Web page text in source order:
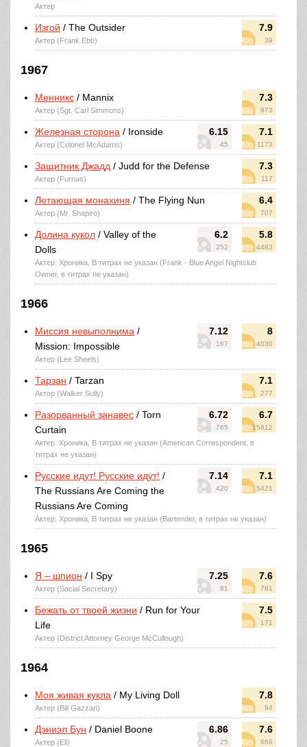
Актер
7.9
39
Изгой / The Outsider
Актер (Frank Ebb)
1967
7.3
973
Менникс / Mannix
Актер (Sgt. Carl Simmons)
6.15
45
7.1
1173
Железная сторона / Ironside
Актер (Colonel McAdams)
7.3
117
Защитник Джадд / Judd for the Defense
Актер (Furnas)
6.4
707
Летающая монахиня / The Flying Nun
Актер (Mr. Shapiro)
6.2
252
5.8
4483
Долина кукол / Valley of the
Dolls
Актер: Хроника, В титрах не указан (Frank - Blue Angel Nightclub
Owner, в титрах не указан)
1966
7.12
167
8
4030
Миссия невыполнима /
Mission: Impossible
Актер (Lee Sheels)
7.1
277
Тарзан / Tarzan
Актер (Walker Sully)
6.72
765
6.7
15812
Разорванный занавес / Torn
Curtain
Актер: Хроника, В титрах не указан (American Correspondent, в
титрах не указан)
7.14
420
7.1
5421
Русские идут! Русские идут! /
The Russians Are Coming the
Russians Are Coming
Актер: Хроника, В титрах не указан (Bartender, в титрах не указан)
1965
7.25
81
7.6
781
Я – шпион / I Spy
Актер (Social Secretary)
7.5
171
Бежать от твоей жизни / Run for Your
Life
Актер (District Attorney George McCullough)
1964
7.8
94
Моя живая кукла / My Living Doll
Актер (Bill Gazzari)
6.86
25
7.6
669
Дэниэл Бун / Daniel Boone
Актер (Eli)